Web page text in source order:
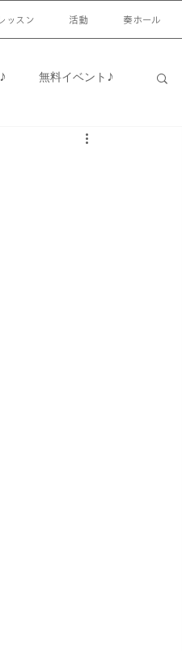
ッスン 活動 奏ホール
無料イベント♪